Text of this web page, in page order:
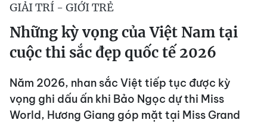
GIẢI TRÍ - GIỚI TRẺ
Những kỳ vọng của Việt Nam tại
cuộc thi sắc đẹp quốc tế 2026
Năm 2026, nhan sắc Việt tiếp tục được kỳ
vọng ghi dấu ấn khi Bảo Ngọc dự thi Miss
World, Hương Giang góp mặt tại Miss Grand